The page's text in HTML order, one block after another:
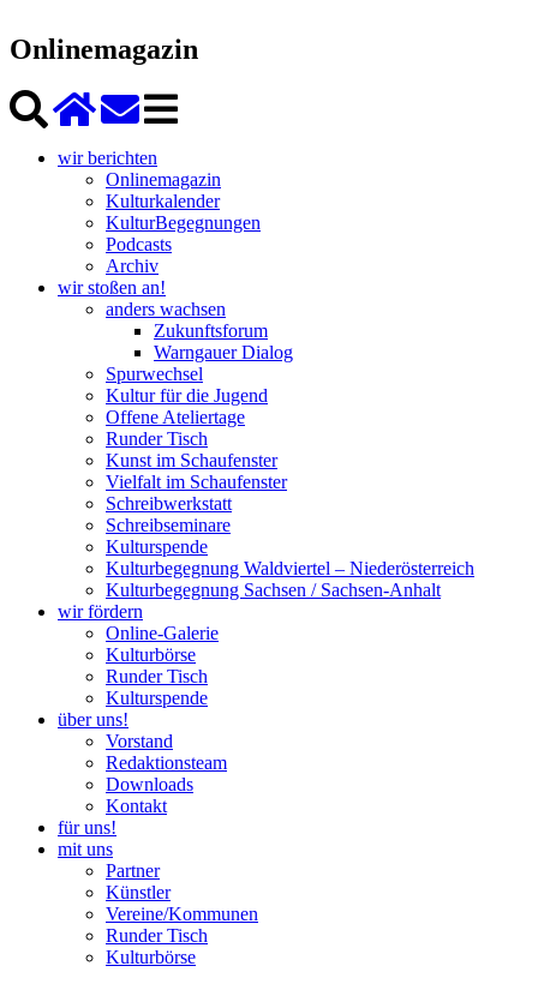
Onlinemagazin
wir berichten
Onlinemagazin
Kulturkalender
KulturBegegnungen
Podcasts
Archiv
wir stoßen an!
anders wachsen
Zukunftsforum
Warngauer Dialog
Spurwechsel
Kultur für die Jugend
Offene Ateliertage
Runder Tisch
Kunst im Schaufenster
Vielfalt im Schaufenster
Schreibwerkstatt
Schreibseminare
Kulturspende
Kulturbegegnung Waldviertel – Niederösterreich
Kulturbegegnung Sachsen / Sachsen-Anhalt
wir fördern
Online-Galerie
Kulturbörse
Runder Tisch
Kulturspende
über uns!
Vorstand
Redaktionsteam
Downloads
Kontakt
für uns!
mit uns
Partner
Künstler
Vereine/Kommunen
Runder Tisch
Kulturbörse